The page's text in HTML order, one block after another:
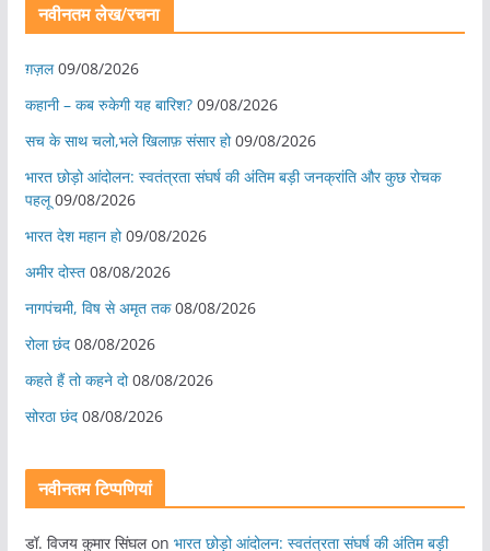
नवीनतम लेख/रचना
ग़ज़ल 09/08/2026
कहानी – कब रुकेगी यह बारिश? 09/08/2026
सच के साथ चलो,भले खिलाफ़ संसार हो 09/08/2026
भारत छोड़ो आंदोलन: स्वतंत्रता संघर्ष की अंतिम बड़ी जनक्रांति और कुछ रोचक
पहलू 09/08/2026
भारत देश महान हो 09/08/2026
अमीर दोस्त 08/08/2026
नागपंचमी, ​विष से अमृत तक 08/08/2026
रोला छंद 08/08/2026
कहते हैं तो कहने दो 08/08/2026
सोरठा छंद 08/08/2026
नवीनतम टिप्पणियां
डॉ. विजय कुमार सिंघलon भारत छोड़ो आंदोलन: स्वतंत्रता संघर्ष की अंतिम बड़ी